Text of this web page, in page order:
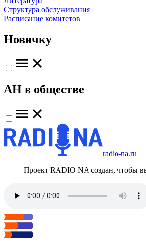
Структура обслуживания
Расписание комитетов
Новичку
АН в обществе
radio-na.ru
Проект RADIO NA создан, чтобы